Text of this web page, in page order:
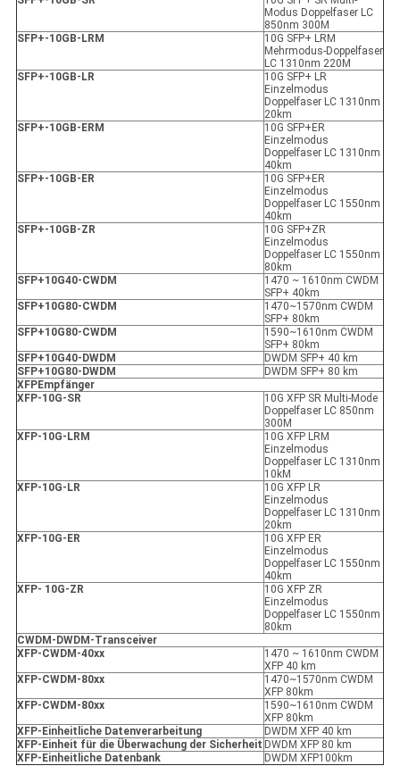
Modus Doppelfaser LC
850nm 300M
SFP+-10GB-LRM
10G SFP+ LRM
Mehrmodus-Doppelfaser
LC 1310nm 220M
SFP+-10GB-LR
10G SFP+ LR
Einzelmodus
Doppelfaser LC 1310nm
20km
SFP+-10GB-ER M
10G SFP+ER
Einzelmodus
Doppelfaser LC 1310nm
40km
SFP+-10GB-ER
10G SFP+ER
Einzelmodus
Doppelfaser LC 1550nm
40km
SFP+-10GB-ZR
10G SFP+ZR
Einzelmodus
Doppelfaser LC 1550nm
80km
SFP+10G40-CWDM
1470 ~ 1610nm CWDM
SFP+ 40km
SFP+10G80-CWDM
1470~1570nm CWDM
SFP+ 80km
SFP+10G80-CWDM
1590~1610nm CWDM
SFP+ 80km
SFP+10G40-DWDM
DWDM SFP+ 40 km
SFP+10G80-DWDM
DWDM SFP+ 80 km
XFPEmpfänger
XFP-10G-SR
10G XFP SR Multi-Mode
Doppelfaser LC 850nm
300M
XFP-10G-LRM
10G XFP LRM
Einzelmodus
Doppelfaser LC 1310nm
10kM
XFP-10G-LR
10G XFP LR
Einzelmodus
Doppelfaser LC 1310nm
20km
XFP-10G-ER
10G XFP ER
Einzelmodus
Doppelfaser LC 1550nm
40km
XFP- 10G-ZR
10G XFP ZR
Einzelmodus
Doppelfaser LC 1550nm
80km
CWDM-DWDM-Transceiver
XFP-CWDM-40xx
1470 ~ 1610nm CWDM
XFP 40 km
XFP-CWDM-80xx
1470~1570nm CWDM
XFP 80km
XFP-CWDM-80xx
1590~1610nm CWDM
XFP 80km
XFP- Einheitliche Datenverarbeitung
DWDM XFP 40 km
XFP- Einheit für die Überwachung der Sicherheit DWDM XFP 80 km
XFP- Einheitliche Datenbank DWDM XFP100km